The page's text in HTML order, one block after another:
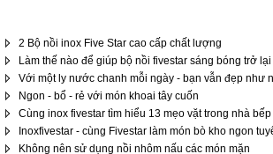
2 Bộ nồi inox Five Star cao cấp chất lượng
Làm thế nào để giúp bộ nồi fivestar sáng bóng trở lại
Với một ly nước chanh mỗi ngày - bạn vẫn đẹp như
Ngon - bổ - rẻ với món khoai tây cuốn
Cùng inox fivestar tìm hiểu 13 mẹo vặt trong nhà bếp
Inoxfivestar - cùng Fivestar làm món bò kho ngon
Không nên sử dụng nồi nhôm nấu các món mặn